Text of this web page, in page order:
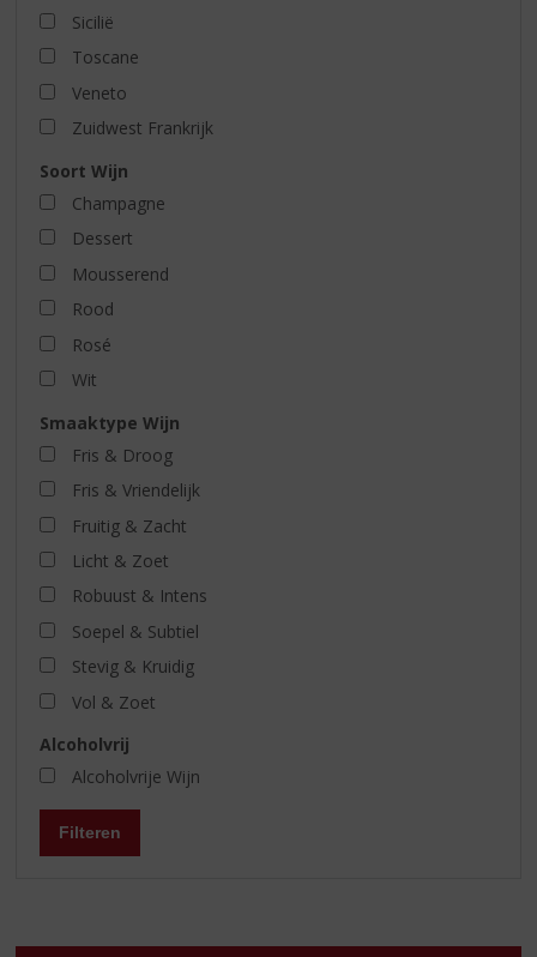
Sicilië
Toscane
Veneto
Zuidwest Frankrijk
Soort Wijn
Champagne
Dessert
Mousserend
Rood
Rosé
Wit
Smaaktype Wijn
Fris & Droog
Fris & Vriendelijk
Fruitig & Zacht
Licht & Zoet
Robuust & Intens
Soepel & Subtiel
Stevig & Kruidig
Vol & Zoet
Alcoholvrij
Alcoholvrije Wijn
Filteren